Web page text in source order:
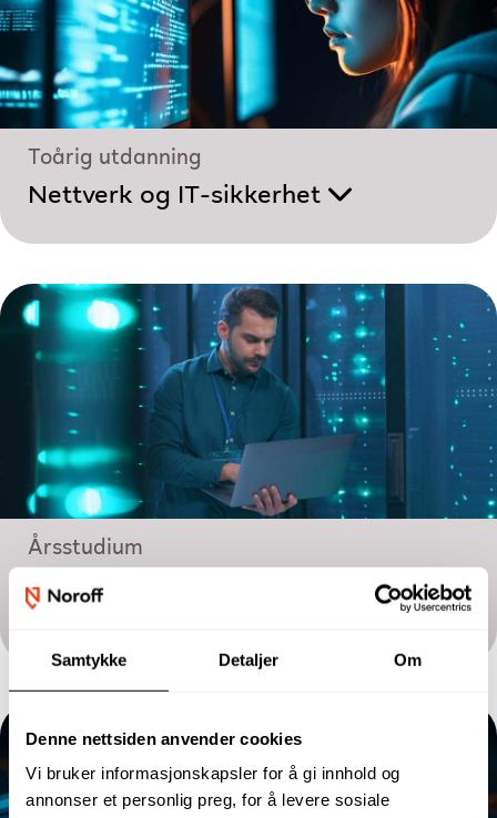
Samtykke Detaljer Om
Denne nettsiden anvender cookies
Vi bruker informasjonskapsler for å gi innhold og
annonser et personlig preg, for å levere sosiale
Toårig utdanning
Nettverk og IT-sikkerhet
Årsstudium
Nettverks- og system­administrasjon